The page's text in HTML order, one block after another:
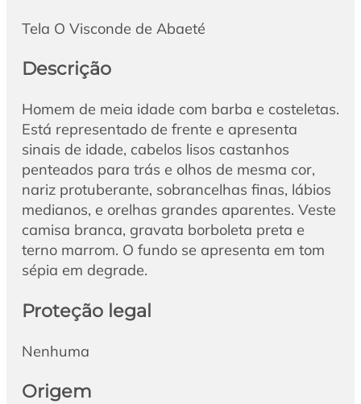
Tela O Visconde de Abaeté
Descrição
Homem de meia idade com barba e costeletas.
Está representado de frente e apresenta
sinais de idade, cabelos lisos castanhos
penteados para trás e olhos de mesma cor,
nariz protuberante, sobrancelhas finas, lábios
medianos, e orelhas grandes aparentes. Veste
camisa branca, gravata borboleta preta e
terno marrom. O fundo se apresenta em tom
sépia em degrade.
Proteção legal
Nenhuma
Origem